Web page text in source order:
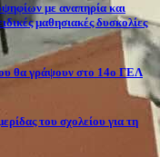
με αναπηρία και
μαθησιακές δυσκολίες
θα γράψουν στο 14ο ΓΕΛ
του σχολείου για τη